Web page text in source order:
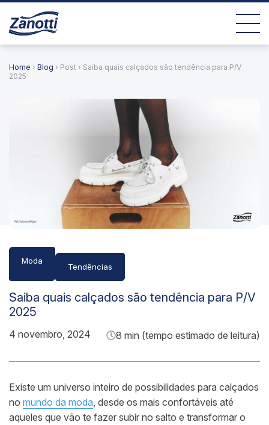
Home › Blog › Post › Saiba quais calçados são tendência para P/V
2025
Moda
Tendências
Saiba quais calçados são tendência para P/V
2025
4 novembro, 2024 8 min (tempo estimado de leitura)
Existe um universo inteiro de possibilidades para calçados
no mundo da moda , desde os mais confortáveis até
aqueles que vão te fazer subir no salto e transformar o